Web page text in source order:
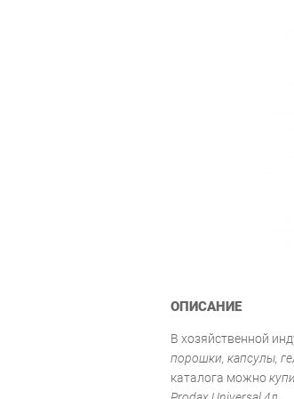
ОПИСАНИЕ
В хозяйственной
порошки, капсулы,
каталога можно